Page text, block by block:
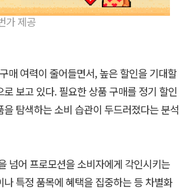
가 제공
매 여력이 줄어들면서, 높은 할인을 기대할
보고 있다. 필요한 상품 구매를 정기 할인
탐색하는 소비 습관이 두드러졌다는 분석
넘어 프로모션을 소비자에게 각인시키는
특정 품목에 혜택을 집중하는 등 차별화